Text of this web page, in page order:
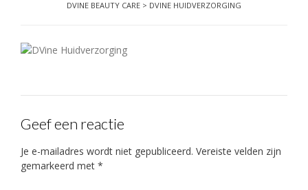
DVINE BEAUTY CARE > DVINE HUIDVERZORGING
Geef een reactie
Je e-mailadres wordt niet gepubliceerd. Vereiste velden zijn
gemarkeerd met *